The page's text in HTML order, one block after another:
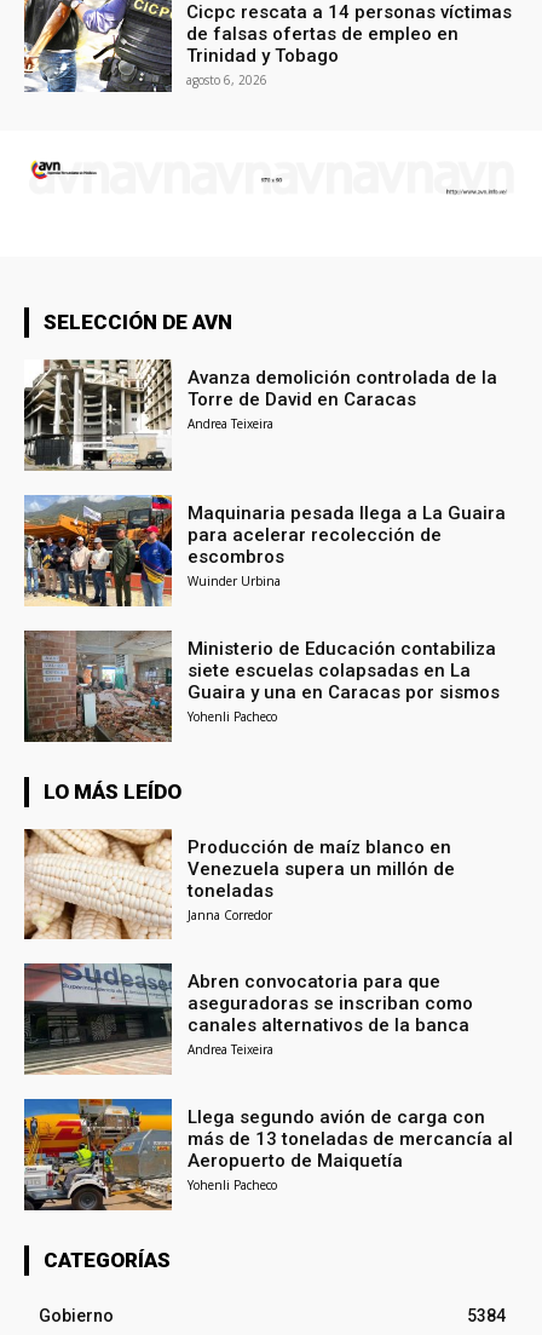
Cicpc rescata a 14 personas víctimas
de falsas ofertas de empleo en
Trinidad y Tobago
agosto 6, 2026
SELECCIÓN DE AVN
Avanza demolición controlada de la
Torre de David en Caracas
Andrea Teixeira
Maquinaria pesada llega a La Guaira
para acelerar recolección de
escombros
Wuinder Urbina
Ministerio de Educación contabiliza
siete escuelas colapsadas en La
Guaira y una en Caracas por sismos
Yohenli Pacheco
LO MÁS LEÍDO
Producción de maíz blanco en
Venezuela supera un millón de
toneladas
Janna Corredor
Abren convocatoria para que
aseguradoras se inscriban como
canales alternativos de la banca
Andrea Teixeira
Llega segundo avión de carga con
más de 13 toneladas de mercancía al
Aeropuerto de Maiquetía
Yohenli Pacheco
CATEGORÍAS
Gobierno
5384